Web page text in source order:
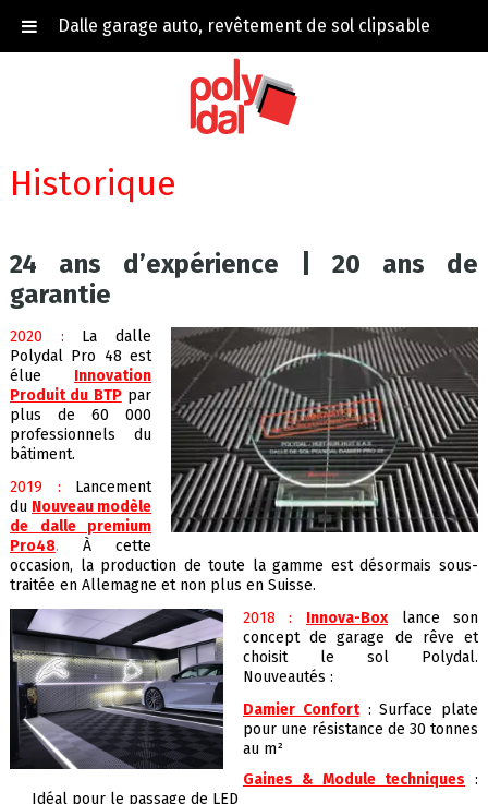
Dalle garage auto, revêtement de sol clipsable
Historique
24 ans d’expérience | 20 ans de
garantie
2020 :
La dalle
Polydal Pro 48 est
élue
Innovation
Produit du BTPpar
plus de 60 000
professionnels du
bâtiment.
2019 :
Lancement
du Nouveau modèle
de dalle premium
Pro48. À cette
occasion, la production de toute la gamme est désormais sous-
traitée en Allemagne et non plus en Suisse.
2018 :
Innova-Box
lance son
concept de garage de rêve et
choisit le sol Polydal.
Nouveautés :
Damier Confort : Surface plate
pour une résistance de 30 tonnes
au m²
Gaines & Module techniques :
Idéal pour le passage de LED